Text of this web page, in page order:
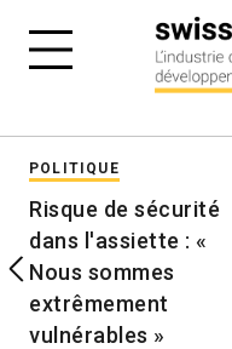
POLITIQUE
Risque de sécurité
dans l'assiette : «
Nous sommes
extrêmement
vulnérables »